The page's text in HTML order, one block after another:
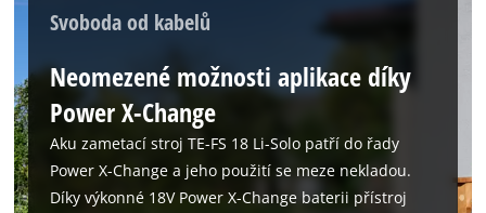
Svoboda od kabelů
Neomezené možnosti aplikace díky
Power X-Change
Aku zametací stroj TE-FS 18 Li-Solo patří do řady
Power X-Change a jeho použití se meze nekladou.
Díky výkonné 18V Power X-Change baterii přístroj